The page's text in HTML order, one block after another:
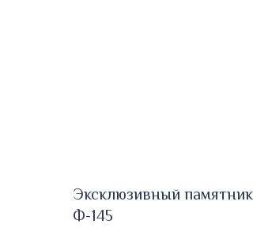
Эксклюзивный памятник
Ф-145